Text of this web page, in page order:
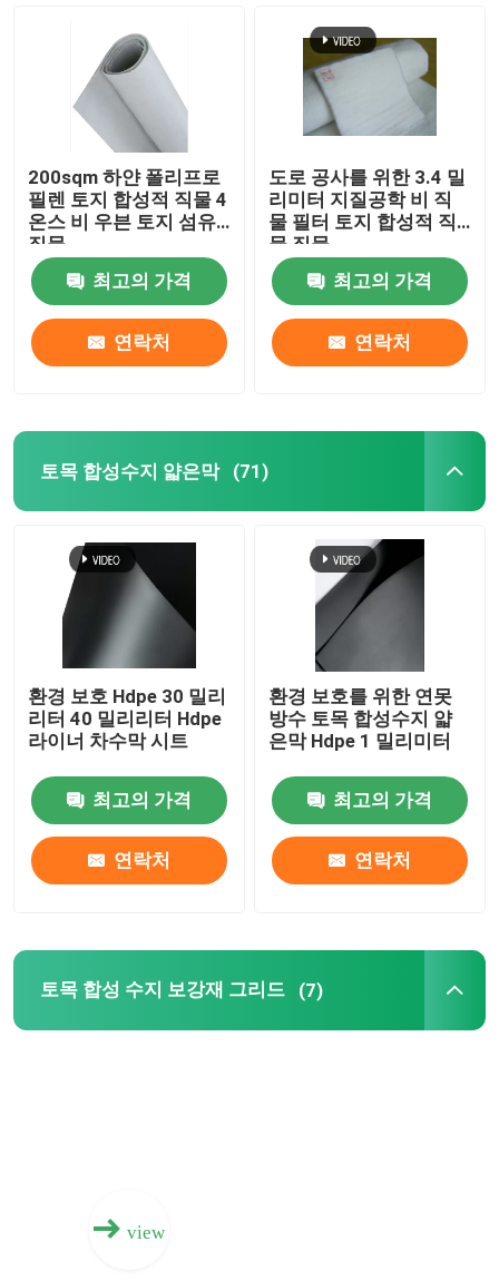
우리에 대하여
공장 여행
품질 관리
인용문을 요구하세요
토지 합성적 직물
토목 합성 수지 보강재 그리드
200sqm 하얀 폴리프로
필렌 토지 합성적 직물 4
온스 비 우븐 토지 섬유
직물
최고의 가격
연락처
도로 공사를 위한 3.4 밀
리미터 지질공학 비 직
물 필터 토지 합성적 직
물 직물
최고의 가격
연락처
토목 합성수지 얇은막 (71)
환경 보호 Hdpe 30 밀리
리터 40 밀리리터 Hdpe
라이너 차수막 시트
최고의 가격
연락처
환경 보호를 위한 연못
방수 토목 합성수지 얇
은막 Hdpe 1 밀리미터
최고의 가격
연락처
토목 합성 수지 보강재 그리드 (7)
view